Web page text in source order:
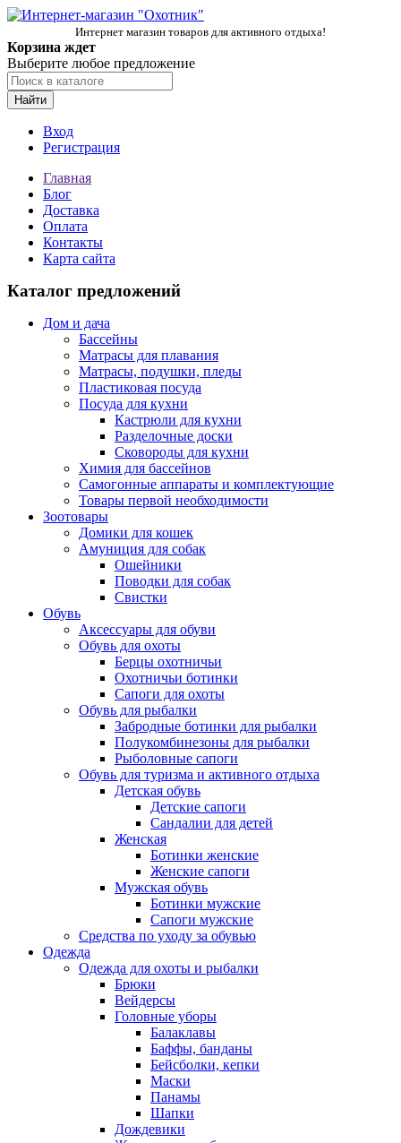
Интернет магазин товаров для активного отдыха!
Корзина ждет
Выберите любое предложение
Найти
Вход
Регистрация
Главная
Блог
Доставка
Оплата
Контакты
Карта сайта
Каталог предложений
Дом и дача
Бассейны
Матрасы для плавания
Матрасы, подушки, пледы
Пластиковая посуда
Посуда для кухни
Кастрюли для кухни
Разделочные доски
Сковороды для кухни
Химия для бассейнов
Самогонные аппараты и комплектующие
Товары первой необходимости
Зоотовары
Домики для кошек
Амуниция для собак
Ошейники
Поводки для собак
Свистки
Обувь
Аксессуары для обуви
Обувь для охоты
Берцы охотничьи
Охотничьи ботинки
Сапоги для охоты
Обувь для рыбалки
Забродные ботинки для рыбалки
Полукомбинезоны для рыбалки
Рыболовные сапоги
Обувь для туризма и активного отдыха
Детская обувь
Детские сапоги
Сандалии для детей
Женская
Ботинки женские
Женские сапоги
Мужская обувь
Ботинки мужские
Сапоги мужские
Средства по уходу за обувью
Одежда
Одежда для охоты и рыбалки
Брюки
Вейдерсы
Головные уборы
Балаклавы
Баффы, банданы
Бейсболки, кепки
Маски
Панамы
Шапки
Дождевики